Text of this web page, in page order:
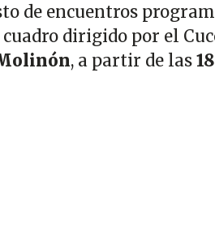
de encuentros
dirigido por el
, a partir de las